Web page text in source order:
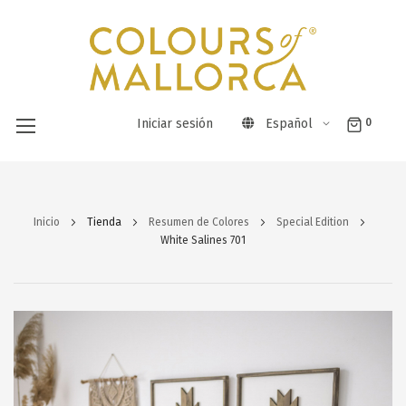
Iniciar sesión Español 0
contenido
Inicio Tienda Resumen de Colores
Special Edition
White Salines 701
Saltar
al
final